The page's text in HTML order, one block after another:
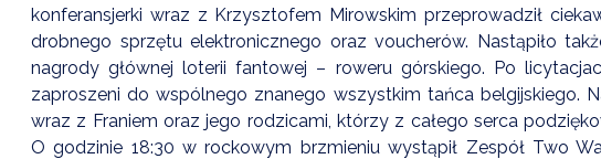
konferansjerki wraz z Krzysztofem Mirowskim przeprowadził
drobnego sprzętu elektronicznego oraz voucherów. Nastąpiło
nagrody głównej loterii fantowej – roweru górskiego. Po
zaproszeni do wspólnego znanego wszystkim tańca belgijskiego.
wraz z Franiem oraz jego rodzicami, którzy z całego serca
O godzinie 18:30 w rockowym brzmieniu wystąpił Zespół Two